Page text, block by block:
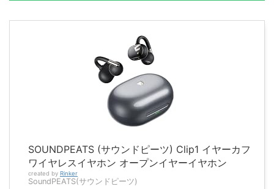
SOUNDPEATS (サウンドピーツ) Clip1 イヤーカフ
ワイヤレスイヤホン オープンイヤーイヤホン
created by Rinker
SoundPEATS(サウンドピーツ)